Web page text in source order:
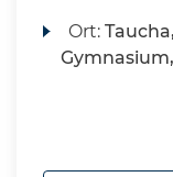
Ort: